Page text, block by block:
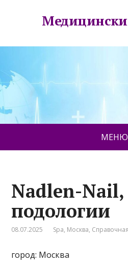
МЕНЮ
Nadlen-Nail,
подологии
08.07.2025 Spa, Москва, Справочная
город: Москва